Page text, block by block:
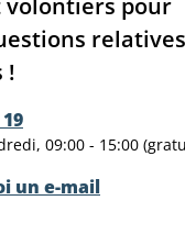
!
09:00 - 15:00
un e-mail